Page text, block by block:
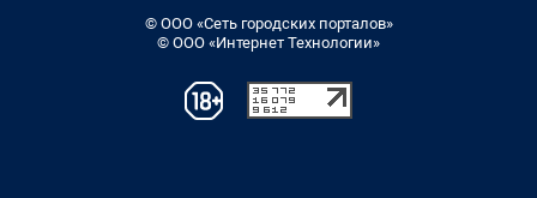
© ООО «Сеть городских порталов»
© ООО «Интернет Технологии»